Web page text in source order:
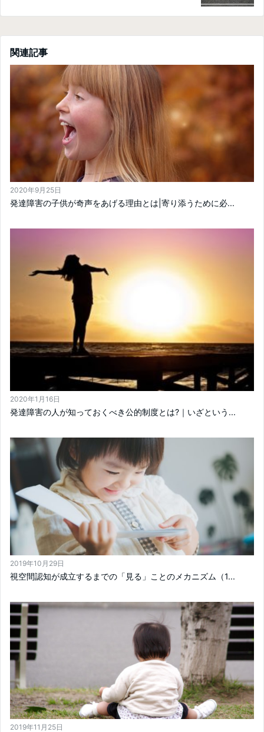
関連記事
2020年9月25日
発達障害の子供が奇声をあげる理由とは|寄り添うために必...
2020年1月16日
発達障害の人が知っておくべき公的制度とは?｜いざという...
2019年10月29日
視空間認知が成立するまでの「見る」ことのメカニズム（1...
2019年11月25日